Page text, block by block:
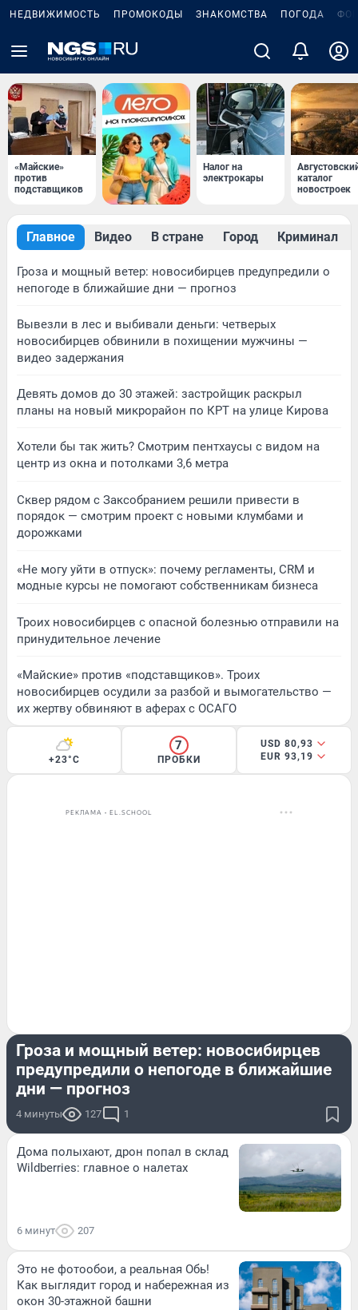
НЕДВИЖИМОСТЬ ПРОМОКОДЫ ЗНАКОМСТВА ПОГОДА
«Майские»
против
подставщиков
Налог на
электрокары
каталог
новостроек
Главное Видео В стране Город Криминал
Гроза и мощный ветер: новосибирцев предупредили о
непогоде в ближайшие дни — прогноз
Вывезли в лес и выбивали деньги: четверых
новосибирцев обвинили в похищении мужчины —
видео задержания
Девять домов до 30 этажей: застройщик раскрыл
планы на новый микрорайон по КРТ на улице Кирова
Хотели бы так жить? Смотрим пентхаусы с видом на
центр из окна и потолками 3,6 метра
Сквер рядом с Заксобранием решили привести в
порядок — смотрим проект с новыми клумбами и
дорожками
«Не могу уйти в отпуск»: почему регламенты, CRM и
модные курсы не помогают собственникам бизнеса
Троих новосибирцев с опасной болезнью отправили на
принудительное лечение
«Майские» против «подставщиков». Троих
новосибирцев осудили за разбой и вымогательство —
их жертву обвиняют в аферах с ОСАГО
+23°C
7
ПРОБКИ
USD 80,93
EUR 93,19
РЕКЛАМА • EL.SCHOOL
Гроза и мощный ветер: новосибирцев
предупредили о непогоде в ближайшие
дни — прогноз
4 минуты 127 1
Дома полыхают, дрон попал в склад
Wildberries: главное о налетах
6 минут 207
Это не фотообои, а реальная Обь!
Как выглядит город и набережная из
окон 30-этажной башни